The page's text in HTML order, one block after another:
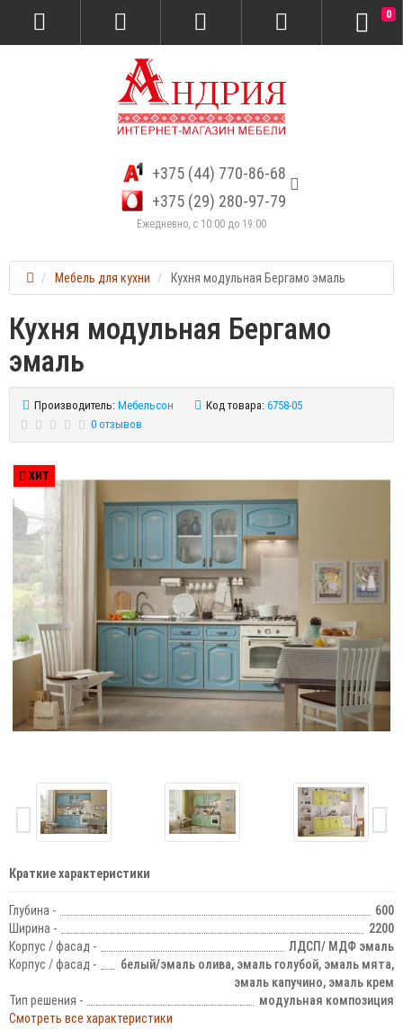
+375 (44) 770-86-68
+375 (29) 280-97-79
Ежедневно, с 10:00 до 19:00
0
Мебель для кухни Кухня модульная Бергамо эмаль
Кухня модульная Бергамо
эмаль
Производитель: Мебельсон Код товара: 6758-05
0 отзывов
ХИТ
Краткие характеристики
Глубина -
600
Ширина -
2200
Корпус / фасад -
ЛДСП/ МДФ эмаль
Корпус / фасад -
белый/эмаль олива, эмаль голубой, эмаль мята,
эмаль капучино, эмаль крем
Тип решения -
модульная композиция
Смотреть все характеристики